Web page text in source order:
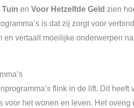
Tuin en Voor Hetzelfde Geld zien
is dat zij zorgt voor
vertaalt moeilijke onderwerpen
flink in de lift. Dit
het wonen en leven. Het